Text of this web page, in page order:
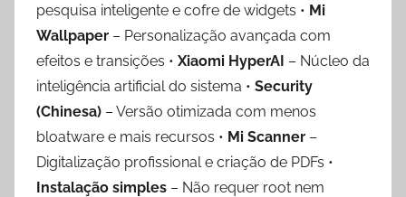
pesquisa inteligente e cofre de widgets • Mi
Wallpaper – Personalização avançada com
efeitos e transições • Xiaomi HyperAI – Núcleo da
inteligência artificial do sistema • Security
(Chinesa) – Versão otimizada com menos
bloatware e mais recursos • Mi Scanner –
Digitalização profissional e criação de PDFs •
Instalação simples – Não requer root nem